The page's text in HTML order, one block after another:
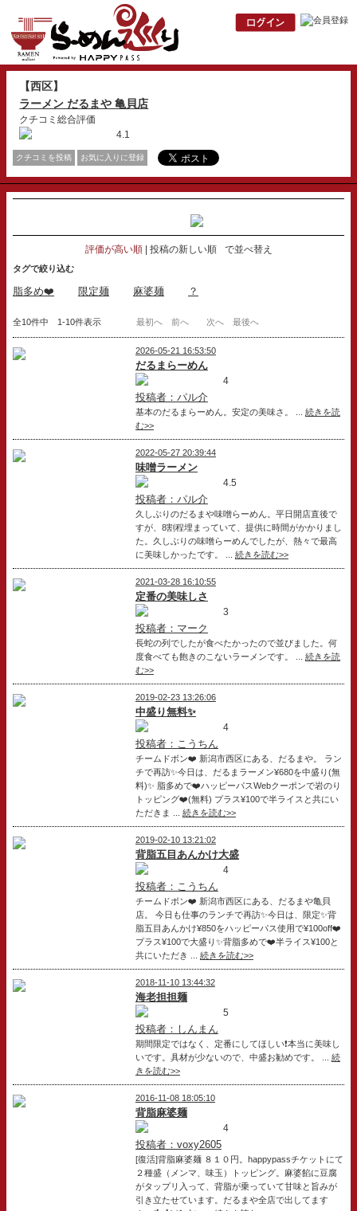
【西区】
ラーメン だるまや 亀貝店
クチコミ総合評価
4.1
クチコミを投稿 お気に入りに登録
評価が高い順 投稿の新しい順 で並べ替え
タグで絞り込む
脂多め❤️ 限定麺 麻婆麺 ？
全10件中 1-10件表示 最初へ 前へ 次へ 最後へ
2026-05-21 16:53:50
だるまらーめん
4
投稿者：パル介
基本のだるまらーめん。安定の美味さ。 ... 続きを読
む>>
2022-05-27 20:39:44
味噌ラーメン
4.5
投稿者：パル介
久しぶりのだるまや味噌らーめん。平日開店直後で
すが、8割程埋まっていて、提供に時間がかかりまし
た。久しぶりの味噌らーめんでしたが、熱々で最高
に美味しかったです。 ... 続きを読む>>
2021-03-28 16:10:55
定番の美味しさ
3
投稿者：マーク
長蛇の列でしたが食べたかったので並びました。何
度食べても飽きのこないラーメンです。 ... 続きを読
む>>
2019-02-23 13:26:06
中盛り無料✨
4
投稿者：こうちん
チームドボン❤️ 新潟市西区にある、だるまや。 ラン
チで再訪✨今日は、だるまラーメン¥680を中盛り(無
料)✨ 脂多めで❤️ハッピーパスWebクーポンで岩のり
トッピング❤️(無料) プラス¥100で半ライスと共にい
ただきま ... 続きを読む>>
2019-02-10 13:21:02
背脂五目あんかけ大盛
4
投稿者：こうちん
チームドボン❤️ 新潟市西区にある、だるまや亀貝
店。 今日も仕事のランチで再訪✨今日は、限定✨背
脂五目あんかけ¥850をハッピーパス使用で¥100off❤️
プラス¥100で大盛り✨背脂多めで❤️半ライス¥100と
共にいただき ... 続きを読む>>
2018-11-10 13:44:32
海老担担麺
5
投稿者：しんまん
期間限定ではなく、定番にしてほしい❗️本当に美味し
いです。具材が少ないので、中盛お勧めです。 ... 続
きを読む>>
2016-11-08 18:05:10
背脂麻婆麺
4
投稿者：voxy2605
[復活]背脂麻婆麺 ８１０円。happypassチケットにて
２種盛（メンマ、味玉）トッピング。麻婆餡に豆腐
がタップリ入って、背脂が乗っていて甘味と旨みが
引き立たせています。だるまや全店で出してます